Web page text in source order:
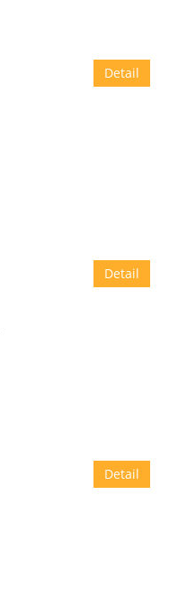
Detail
Detail
Detail